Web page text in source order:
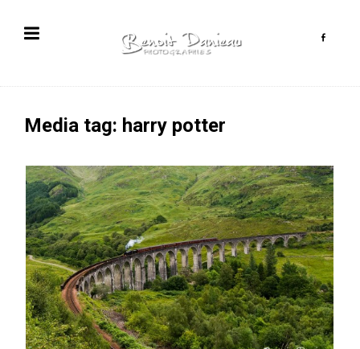
Media tag: harry potter